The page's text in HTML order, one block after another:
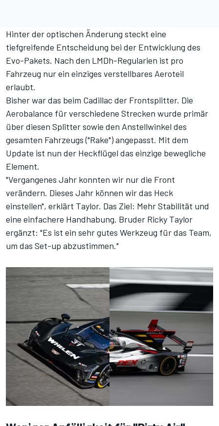
Hinter der optischen Änderung steckt eine
tiefgreifende Entscheidung bei der Entwicklung des
Evo-Pakets. Nach den LMDh-Regularien ist pro
Fahrzeug nur ein einziges verstellbares Aeroteil
erlaubt.
Bisher war das beim Cadillac der Frontsplitter. Die
Aerobalance für verschiedene Strecken wurde primär
über diesen Splitter sowie den Anstellwinkel des
gesamten Fahrzeugs ("Rake") angepasst. Mit dem
Update ist nun der Heckflügel das einzige bewegliche
Element.
"Vergangenes Jahr konnten wir nur die Front
verändern. Dieses Jahr können wir das Heck
einstellen", erklärt Taylor. Das Ziel: Mehr Stabilität und
eine einfachere Handhabung. Bruder Ricky Taylor
ergänzt: "Es ist ein sehr gutes Werkzeug für das Team,
um das Set-up abzustimmen."